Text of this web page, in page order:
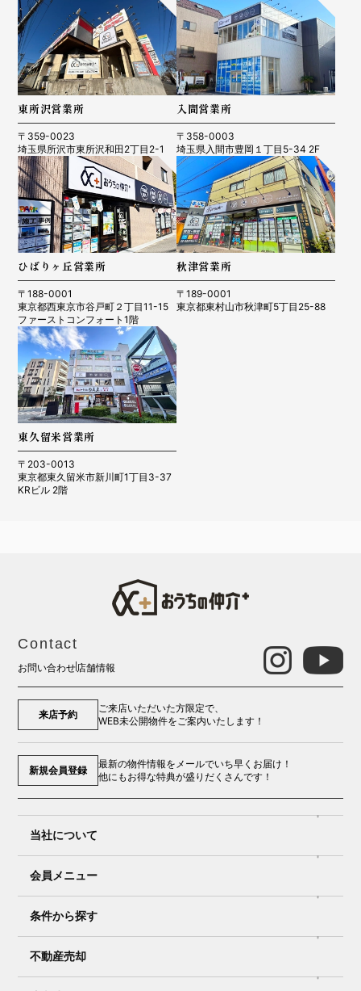
東所沢営業所
〒359-0023
埼玉県所沢市東所沢和田2丁目2-1
入間営業所
〒358-0003
埼玉県入間市豊岡１丁目5-34 2F
ひばりヶ丘営業所
〒188-0001
東京都西東京市谷戸町２丁目11-15
ファーストコンフォート1階
秋津営業所
〒189-0001
東京都東村山市秋津町5丁目25-88
東久留米営業所
〒203-0013
東京都東久留米市新川町1丁目3-37
KRビル 2階
Contact
お問い合わせ店舗情報
来店予約
ご来店いただいた方限定で、
WEB未公開物件をご案内いたします！
新規会員登録
最新の物件情報をメールでいち早くお届け！
他にもお得な特典が盛りだくさんです！
当社について
会員メニュー
条件から探す
不動産売却